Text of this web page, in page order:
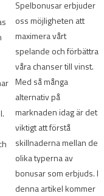
Spelbonusar erbjuder
oss möjligheten att
maximera vårt
spelande och förbättra
våra chanser till vinst.
Med så många
alternativ på
marknaden idag är det
viktigt att förstå
skillnaderna mellan de
olika typerna av
bonusar som erbjuds. I
denna artikel kommer